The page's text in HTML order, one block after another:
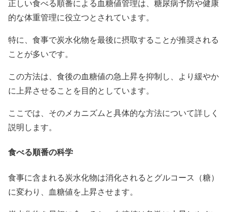
正しい食べる順番による血糖値管理は、糖尿病予防や健康
的な体重管理に役立つとされています。
特に、食事で炭水化物を最後に摂取することが推奨される
ことが多いです。
この方法は、食後の血糖値の急上昇を抑制し、より緩やか
に上昇させることを目的としています。
ここでは、そのメカニズムと具体的な方法について詳しく
説明します。
食べる順番の科学
食事に含まれる炭水化物は消化されるとグルコース（糖）
に変わり、血糖値を上昇させます。